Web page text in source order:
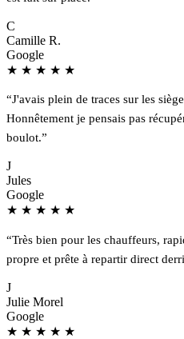
C
Camille R.
Google
★ ★ ★ ★ ★
“J'avais plein de traces sur les
Honnêtement je pensais pas
boulot.”
J
Jules
Google
★ ★ ★ ★ ★
“Très bien pour les chauffeurs,
propre et prête à repartir direct
J
Julie Morel
Google
★ ★ ★ ★ ★